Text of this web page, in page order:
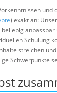
und
) exakt an:
beliebig
Schulung
streichen
Schwerpunkte